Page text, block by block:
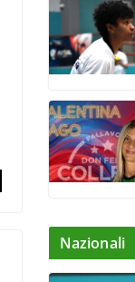
Nazionali